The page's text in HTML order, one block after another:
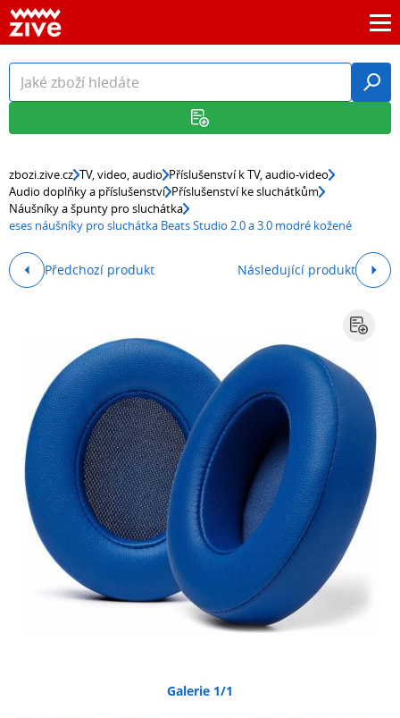
zbozi.zive.cz TV, video, audio Příslušenství k TV, audio-video
Audio doplňky a příslušenství Příslušenství ke sluchátkům
Náušníky a špunty pro sluchátka
eses náušníky pro sluchátka Beats Studio 2.0 a 3.0 modré kožené
Předchozí produkt Následující produkt
Galerie 1/1